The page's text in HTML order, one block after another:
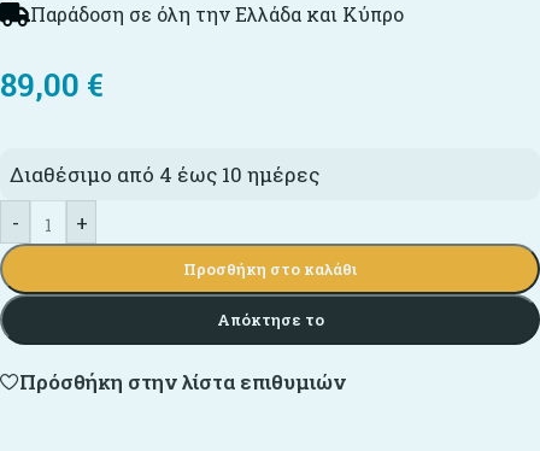
Παράδοση σε όλη την Ελλάδα και Κύπρο
89,00 €
Διαθέσιμο από 4 έως 10 ημέρες
-
+
Προσθήκη στο καλάθι
Απόκτησε το
Πρόσθήκη στην λίστα επιθυμιών